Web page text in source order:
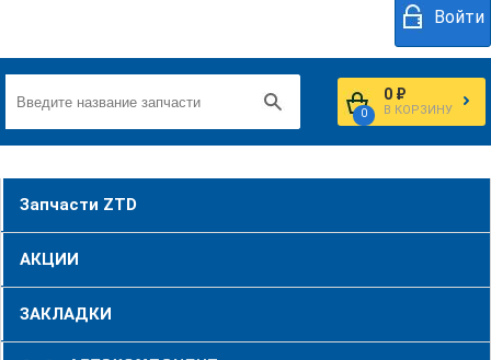
Войти
0
0 ₽
В КОРЗИНУ
Запчасти ZTD
АКЦИИ
ЗАКЛАДКИ